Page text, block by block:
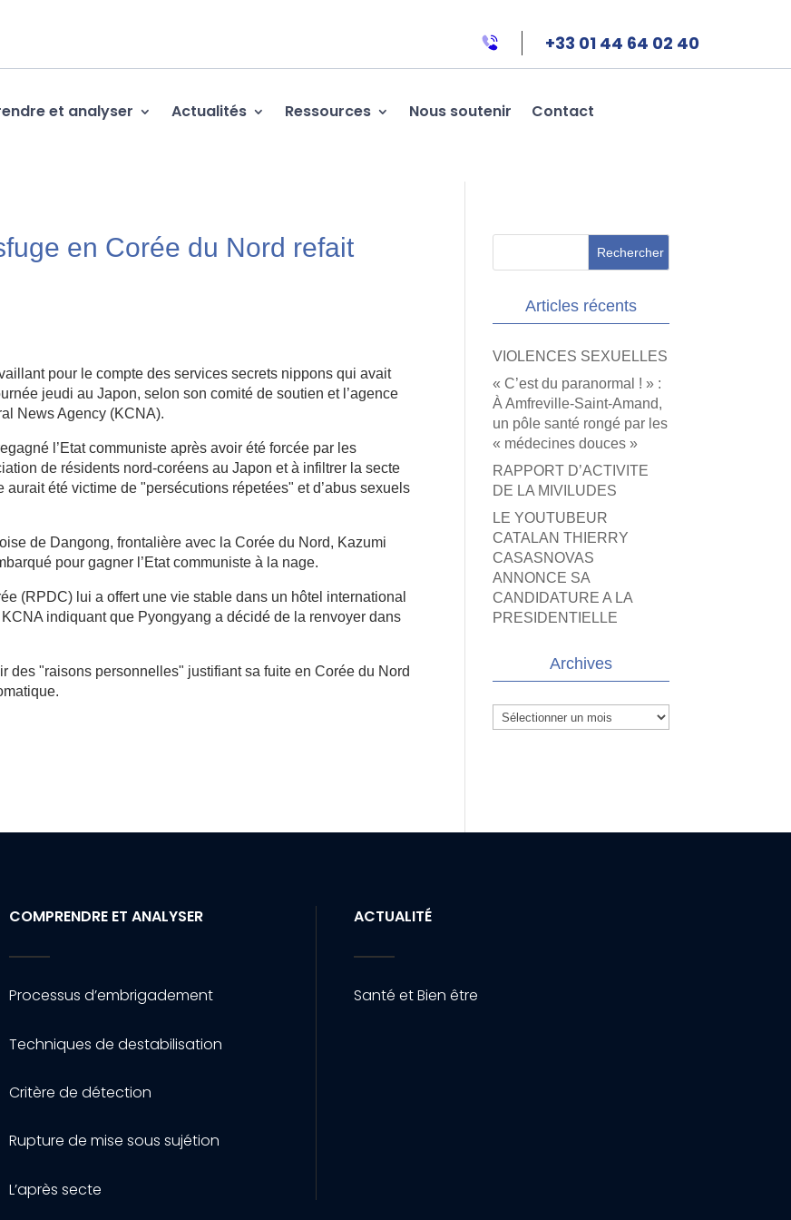
+33 01 44 64 02 40
et analyser Actualités Ressources Nous soutenir Contact
en Corée du Nord refait
pour le compte des services secrets nippons qui avait
jeudi au Japon, selon son comité de soutien et l’agence
News Agency (KCNA).
l’Etat communiste après avoir été forcée par les
de résidents nord-coréens au Japon et à infiltrer la secte
été victime de "persécutions répetées" et d’abus sexuels
de Dangong, frontalière avec la Corée du Nord, Kazumi
pour gagner l’Etat communiste à la nage.
(RPDC) lui a offert une vie stable dans un hôtel international
indiquant que Pyongyang a décidé de la renvoyer dans
des "raisons personnelles" justifiant sa fuite en Corée du Nord
Articles récents
VIOLENCES SEXUELLES
« C’est du paranormal ! » :
À Amfreville-Saint-Amand,
un pôle santé rongé par les
« médecines douces »
RAPPORT D’ACTIVITE
DE LA MIVILUDES
LE YOUTUBEUR
CATALAN THIERRY
CASASNOVAS
ANNONCE SA
CANDIDATURE A LA
PRESIDENTIELLE
Archives
Archives
COMPRENDRE ET ANALYSER
Processus d’embrigadement
Techniques de destabilisation
Critère de détection
Rupture de mise sous sujétion
L’après secte
ACTUALITÉ
Santé et Bien être